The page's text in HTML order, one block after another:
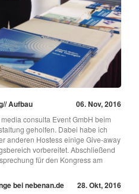
Aufbau 06. Nov, 2016
consulta Event GmbH beim
geholfen. Dabei habe ich
anderen Hostess einige Give-away
vorbereitet. Abschließend
für den Kongress am
bei nebenan.de 28. Okt, 2016